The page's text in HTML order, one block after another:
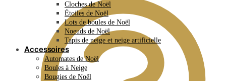
Cloches de Noël
Étoiles de Noël
Lots de boules de Noël
Noeuds de Noël
Tapis de neige et neige artificielle
Accessoires
Automates de Noël
Boules à Neige
Bougies de Noël